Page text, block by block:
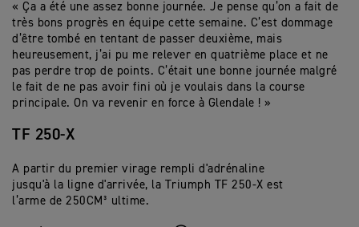
« Ça a été une assez bonne journée. Je pense qu’on a fait de
très bons progrès en équipe cette semaine. C’est dommage
d’être tombé en tentant de passer deuxième, mais
heureusement, j’ai pu me relever en quatrième place et ne
pas perdre trop de points. C’était une bonne journée malgré
le fait de ne pas avoir fini où je voulais dans la course
principale. On va revenir en force à Glendale ! »
TF 250-X
A partir du premier virage rempli d'adrénaline
jusqu'à la ligne d'arrivée, la Triumph TF 250-X est
l’arme de 250CM³ ultime.